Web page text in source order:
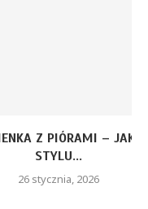
– JAKIE ELEMENTY